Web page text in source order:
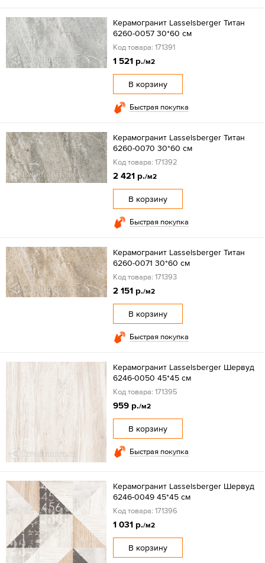
Керамогранит Lasselsberger Титан
6260-0057 30*60 см
Код товара: 171391
1 521 р./м2
В корзину
Быстрая покупка
Керамогранит Lasselsberger Титан
6260-0070 30*60 см
Код товара: 171392
2 421 р./м2
В корзину
Быстрая покупка
Керамогранит Lasselsberger Титан
6260-0071 30*60 см
Код товара: 171393
2 151 р./м2
В корзину
Быстрая покупка
Керамогранит Lasselsberger Шервуд
6246-0050 45*45 см
Код товара: 171395
959 р./м2
В корзину
Быстрая покупка
Керамогранит Lasselsberger Шервуд
6246-0049 45*45 см
Код товара: 171396
1 031 р./м2
В корзину